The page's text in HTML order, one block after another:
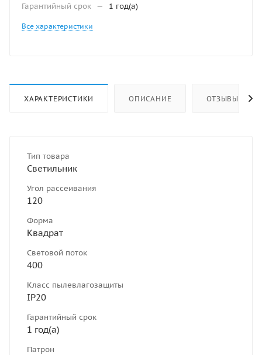
Гарантийный срок — 1 год(а)
Все характеристики
ХАРАКТЕРИСТИКИ ОПИСАНИЕ ОТЗЫВЫ
Тип товара
Светильник
Угол рассеивания
120
Форма
Квадрат
Световой поток
400
Класс пылевлагозащиты
IP20
Гарантийный срок
1 год(а)
Патрон